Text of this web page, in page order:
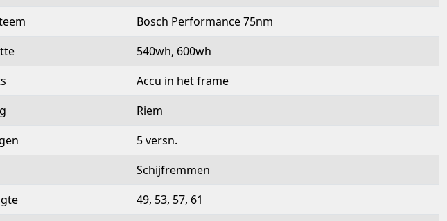
Bosch Performance 75nm
540wh, 600wh
Accu in het frame
Riem
5 versn.
Schijfremmen
49, 53, 57, 61